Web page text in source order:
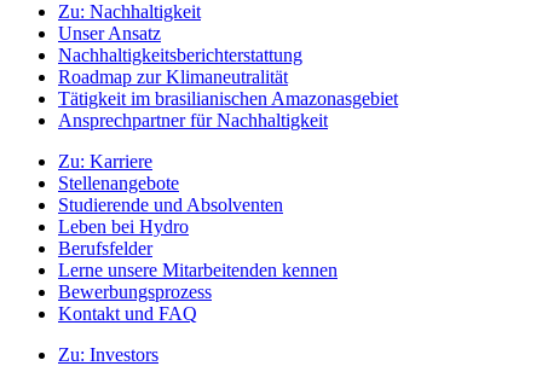
Zu: Nachhaltigkeit
Unser Ansatz
Nachhaltigkeitsberichterstattung
Roadmap zur Klimaneutralität
Tätigkeit im brasilianischen Amazonasgebiet
Ansprechpartner für Nachhaltigkeit
Zu: Karriere
Stellenangebote
Studierende und Absolventen
Leben bei Hydro
Berufsfelder
Lerne unsere Mitarbeitenden kennen
Bewerbungsprozess
Kontakt und FAQ
Zu: Investors